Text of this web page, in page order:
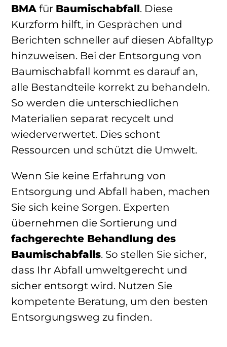
BMA für Baumischabfall. Diese
Kurzform hilft, in Gesprächen und
Berichten schneller auf diesen Abfalltyp
hinzuweisen. Bei der Entsorgung von
Baumischabfall kommt es darauf an,
alle Bestandteile korrekt zu behandeln.
So werden die unterschiedlichen
Materialien separat recycelt und
wiederverwertet. Dies schont
Ressourcen und schützt die Umwelt.
Wenn Sie keine Erfahrung von
Entsorgung und Abfall haben, machen
Sie sich keine Sorgen. Experten
übernehmen die Sortierung und
fachgerechte Behandlung des
Baumischabfalls. So stellen Sie sicher,
dass Ihr Abfall umweltgerecht und
sicher entsorgt wird. Nutzen Sie
kompetente Beratung, um den besten
Entsorgungsweg zu finden.